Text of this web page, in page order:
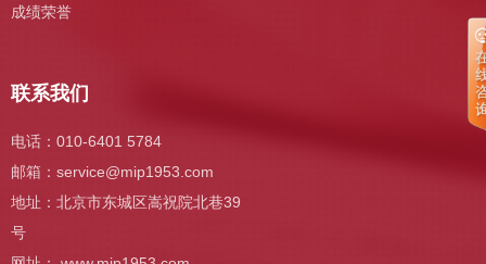
成绩荣誉
联系我们
电话：010-6401 5784
邮箱： service@mip1953.com
地址：北京市东城区嵩祝院北巷39
号